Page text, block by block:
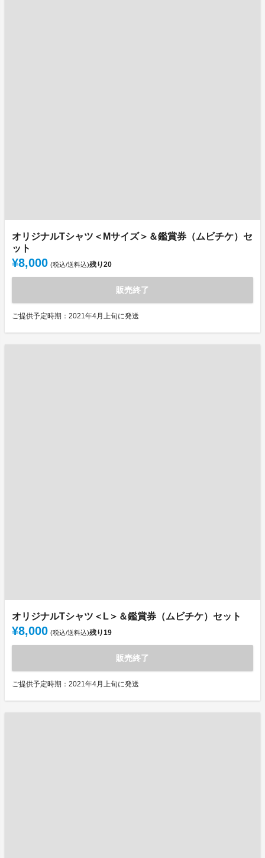
オリジナルTシャツ＜Mサイズ＞＆鑑賞券（ムビチケ）セ
ット
¥8,000 (税込/送料込)残り20
販売終了
ご提供予定時期：2021年4月上旬に発送
オリジナルTシャツ＜L＞＆鑑賞券（ムビチケ）セット
¥8,000 (税込/送料込)残り19
販売終了
ご提供予定時期：2021年4月上旬に発送